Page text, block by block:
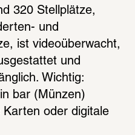
320 Stellplätze,
und
ist videoüberwacht,
und
Wichtig:
bar (Münzen)
Karten oder digitale